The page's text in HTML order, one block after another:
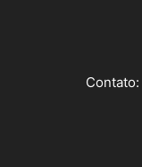
Contato: